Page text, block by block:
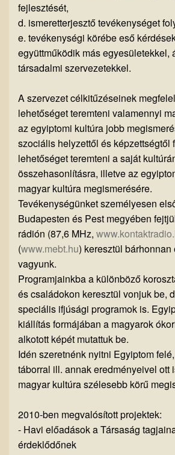
fejlesztését,
d. ismeretterjesztő tevékenységet
e. tevékenységi körébe eső
együttműködik más egyesületekkel,
társadalmi szervezetekkel.
A szervezet célkitűzéseinek
lehetőséget teremteni valamennyi
az egyiptomi kultúra jobb
szociális helyzettől és képzettségtől
lehetőséget teremteni a saját
összehasonlításra, illetve az
magyar kultúra megismerésére.
Tevékenységünket személyesen
Budapesten és Pest megyében
rádión (87,6 MHz,
(www.mebt.hu) keresztül bárhonnan
vagyunk.
Programjainkba a különböző
és családokon keresztül vonjuk be,
speciális ifjúsági programok is.
kiállítás formájában a magyarok
alkotott képét mutattuk be.
Idén szeretnénk nyitni Egyiptom
táborral ill. annak eredményeivel ott
magyar kultúra szélesebb körű
2010-ben megvalósított projektek:
- Havi előadások a Társaság
érdeklődőnek